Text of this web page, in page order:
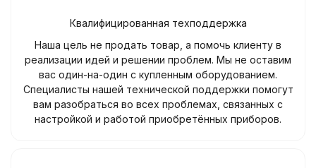
Квалифицированная техподдержка
Наша цель не продать товар, а помочь клиенту в
реализации идей и решении проблем. Мы не оставим
вас один-на-один с купленным оборудованием.
Специалисты нашей технической поддержки помогут
вам разобраться во всех проблемах, связанных с
настройкой и работой приобретённых приборов.